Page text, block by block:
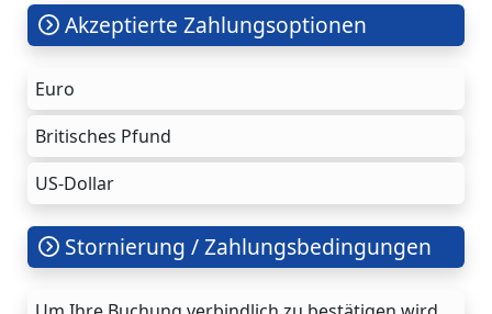
Akzeptierte Zahlungsoptionen
Euro
Britisches Pfund
US-Dollar
Stornierung / Zahlungsbedingungen